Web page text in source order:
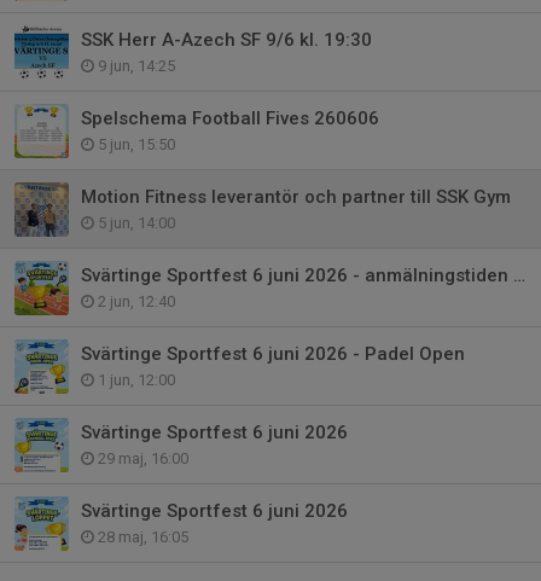
SSK Herr A-Azech SF 9/6 kl. 19:30
9 jun, 14:25
Spelschema Football Fives 260606
5 jun, 15:50
Motion Fitness leverantör och partner till SSK Gym
5 jun, 14:00
Svärtinge Sportfest 6 juni 2026 - anmälningstiden förlängs till torsdag 4/6
2 jun, 12:40
Svärtinge Sportfest 6 juni 2026 - Padel Open
1 jun, 12:00
Svärtinge Sportfest 6 juni 2026
29 maj, 16:00
Svärtinge Sportfest 6 juni 2026
28 maj, 16:05